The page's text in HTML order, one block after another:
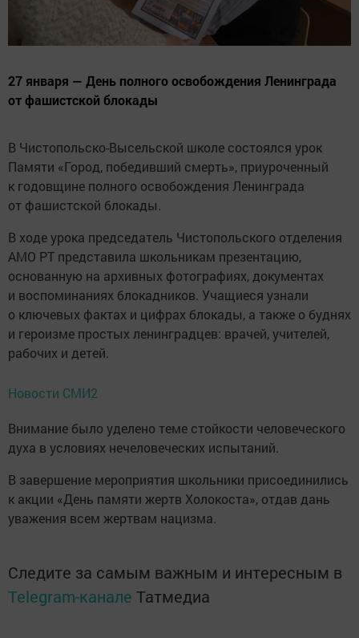
27 января — День полного освобождения Ленинграда
от фашистской блокады
В Чистопольско-Высельской школе состоялся урок
Памяти «Город, победивший смерть», приуроченный
к годовщине полного освобождения Ленинграда
от фашистской блокады.
В ходе урока председатель Чистопольского отделения
АМО РТ представила школьникам презентацию,
основанную на архивных фотографиях, документах
и воспоминаниях блокадников. Учащиеся узнали
о ключевых фактах и цифрах блокады, а также о буднях
и героизме простых ленинградцев: врачей, учителей,
рабочих и детей.
Новости СМИ2
Внимание было уделено теме стойкости человеческого
духа в условиях нечеловеческих испытаний.
В завершение мероприятия школьники присоединились
к акции «День памяти жертв Холокоста», отдав дань
уважения всем жертвам нацизма.
Следите за самым важным и интересным в
Telegram-канале Татмедиа